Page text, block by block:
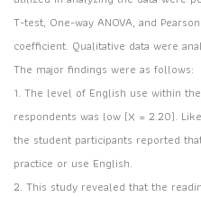
T-test, One-way ANOVA, and
coefficient. Qualitative data were
The major findings were as follows:
1. The level of English use within
respondents was low (X = 2.20).
the student participants reported
practice or use English.
2. This study revealed that the